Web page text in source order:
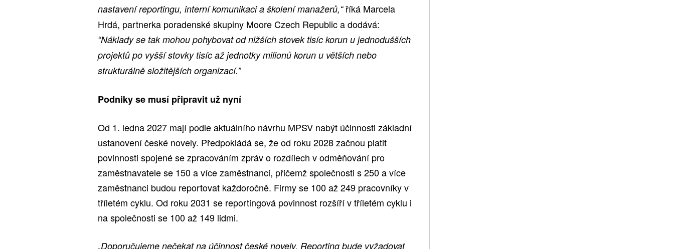
nastavení reportingu, interní komunikaci a školení manažerů,“říká Marcela
Hrdá, partnerka poradenské skupiny Moore Czech Republic a dodává:
“Náklady se tak mohou pohybovat od nižších stovek tisíc korun u jednodušších
projektů po vyšší stovky tisíc až jednotky milionů korun u větších nebo
strukturálně složitějších organizací.”
Podniky se musí připravit už nyní
Od 1. ledna 2027 mají podle aktuálního návrhu MPSV nabýt účinnosti základní
ustanovení české novely. Předpokládá se, že od roku 2028 začnou platit
povinnosti spojené se zpracováním zpráv o rozdílech v odměňování pro
zaměstnavatele se 150 a více zaměstnanci, přičemž společnosti s 250 a více
zaměstnanci budou reportovat každoročně. Firmy se 100 až 249 pracovníky v
tříletém cyklu. Od roku 2031 se reportingová povinnost rozšíří v tříletém cyklu i
na společnosti se 100 až 149 lidmi.
„Doporučujeme nečekat na účinnost české novely. Reporting bude vyžadovat